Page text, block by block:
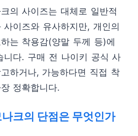
의 사이즈는 대체로 일반적
이즈와 유사하지만, 개인의
는 착용감(양말 두께 등)에
니다. 구매 전 나이키 공식 사
하거나, 가능하다면 직접 착
정확합니다.
크의 단점은 무엇인가